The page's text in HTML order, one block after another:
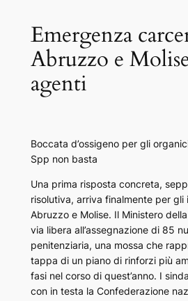
Emergenza
Abruzzo e
agenti
Boccata d’ossigeno per gli
Spp non basta
Una prima risposta concreta,
risolutiva, arriva finalmente per
Abruzzo e Molise. Il Ministero
via libera all’assegnazione di 85
penitenziaria, una mossa che
tappa di un piano di rinforzi più
fasi nel corso di quest’anno. I
con in testa la Confederazione